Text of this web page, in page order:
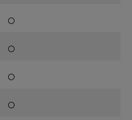
〇
〇
〇
〇